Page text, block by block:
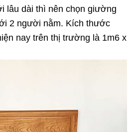
lâu dài thì nên chọn giường
2 người nằm. Kích thước
nay trên thị trường là 1m6 x